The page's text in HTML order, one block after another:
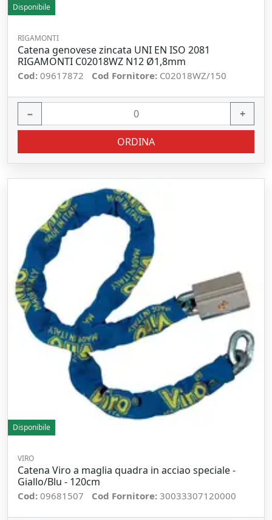
Disponibile
RIGAMONTI
Catena genovese zincata UNI EN ISO 2081
RIGAMONTI C02018WZ N12 Ø1,8mm
Cod: 09617872 Cod Fornitore: C02018WZ/150
− +
ORDINA
Disponibile
VIRO
Catena Viro a maglia quadra in acciao speciale -
Giallo/Blu - 120cm
Cod: 09681507 Cod Fornitore: 30033307120000